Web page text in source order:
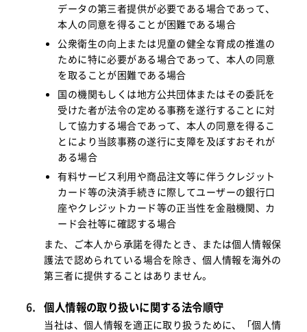
データの第三者提供が必要である場合であって、
本人の同意を得ることが困難である場合
公衆衛生の向上または児童の健全な育成の推進の
ために特に必要がある場合であって、本人の同意
を取ることが困難である場合
国の機関もしくは地方公共団体またはその委託を
受けた者が法令の定める事務を遂行することに対
して協力する場合であって、本人の同意を得るこ
とにより当該事務の遂行に支障を及ぼすおそれが
ある場合
有料サービス利用や商品注文等に伴うクレジット
カード等の決済手続きに際してユーザーの銀行口
座やクレジットカード等の正当性を金融機関、カ
ード会社等に確認する場合
また、ご本人から承諾を得たとき、または個人情報保
護法で認められている場合を除き、個人情報を海外の
第三者に提供することはありません。
個人情報の取り扱いに関する法令順守
当社は、個人情報を適正に取り扱うために、「個人情